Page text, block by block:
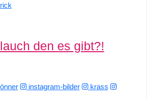
den es gibt?!
instagram-bilder
krass